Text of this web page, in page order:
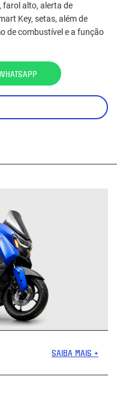
farol alto, alerta de
Key, setas, além de
de combustível e a função
SAIBA MAIS +